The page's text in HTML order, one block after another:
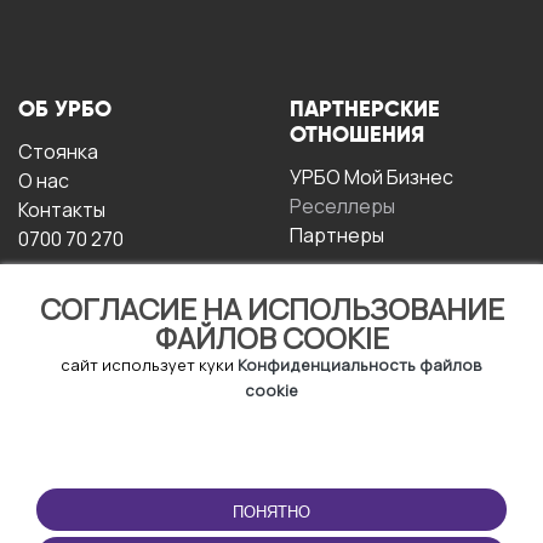
СОГЛАСИЕ НА ИСПОЛЬЗОВАНИЕ
ФАЙЛОВ COOKIE
сайт использует куки Конфиденциальность файлов
cookie
ПОНЯТНО
ОБ УРБО
Стоянка
О нас
Контакты
0700 70 270
ПАРТНЕРСКИЕ
ОТНОШЕНИЯ
УРБО Мой Бизнес
Реселлеры
Партнеры
ЭКСПЛУАТАЦИИ
Условия и положения
ПРИЛОЖЕНИЕ